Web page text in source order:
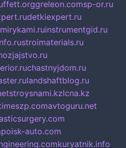
greleon.comsp-or.ru
detkiexpert.ru
instrumentgid.ru
stroimaterials.ru
chastnyjdom.ru
landshaftblog.ru
stroysnami.kzlcna.kz
avtoguru.net
poisk-auto.com
kuryatnik.info